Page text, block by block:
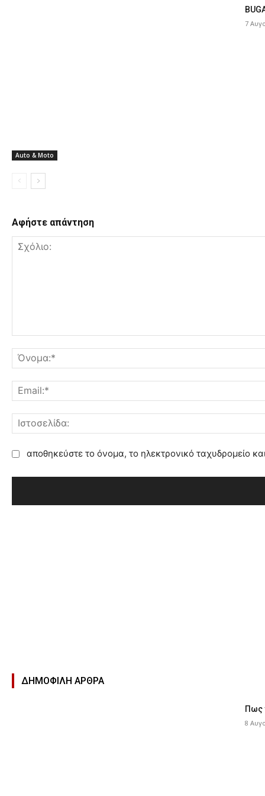
Auto & Moto
7
Αφήστε απάντηση
ι
:
αποθηκεύστε το όνομα, το ηλεκτρονικό ταχυδρομείο
ΔΗΜΟΦΙΛΉ ΑΡΘΡΑ
Πως
8